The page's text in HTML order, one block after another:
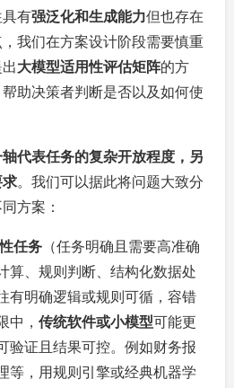
有强泛化和生成能力但也存在
我们在方案设计阶段需要慎重
大模型适用性评估矩阵的方
助决策者判断是否以及如何使
轴代表任务的复杂开放程度，另
求。我们可以据此将问题大致分
方案：
任务 （任务明确且需要高准确
算、规则判断、结构化数据处
有明确逻辑或规则可循，容错
中， 传统软件或小模型可能更
验证且结果可控。例如财务报
等，用规则引擎或经典机器学